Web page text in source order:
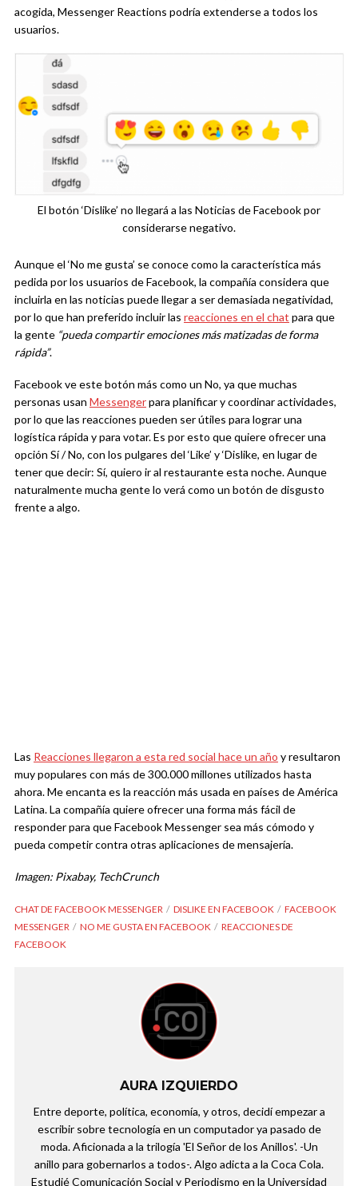
acogida, Messenger Reactions podría extenderse a todos los
usuarios.
El botón ‘Dislike’ no llegará a las Noticias de Facebook por
considerarse negativo.
Aunque el ‘No me gusta’ se conoce como la característica más
pedida por los usuarios de Facebook, la compañía considera que
incluirla en las noticias puede llegar a ser demasiada negatividad,
por lo que han preferido incluir las reacciones en el chat para que
la gente “pueda compartir emociones más matizadas de forma
rápida”.
Facebook ve este botón más como un No, ya que muchas
personas usan Messengerpara planificar y coordinar actividades,
por lo que las reacciones pueden ser útiles para lograr una
logística rápida y para votar. Es por esto que quiere ofrecer una
opción Sí / No, con los pulgares del ‘Like’ y ‘Dislike, en lugar de
tener que decir: Sí, quiero ir al restaurante esta noche. Aunque
naturalmente mucha gente lo verá como un botón de disgusto
frente a algo.
Las Reacciones llegaron a esta red social hace un año y resultaron
muy populares con más de 300.000 millones utilizados hasta
ahora. Me encanta es la reacción más usada en países de América
Latina. La compañía quiere ofrecer una forma más fácil de
responder para que Facebook Messenger sea más cómodo y
pueda competir contra otras aplicaciones de mensajería.
Imagen: Pixabay, TechCrunch
CHAT DE FACEBOOK MESSENGER DISLIKE EN FACEBOOK
FACEBOOK
MESSENGER
NO ME GUSTA EN FACEBOOK
REACCIONES DE
FACEBOOK
AURA IZQUIERDO
Entre deporte, política, economía, y otros, decidí empezar a
escribir sobre tecnología en un computador ya pasado de
moda. Aficionada a la trilogía 'El Señor de los Anillos'. -Un
anillo para gobernarlos a todos-. Algo adicta a la Coca Cola.
Estudié Comunicación Social y Periodismo en la Universidad